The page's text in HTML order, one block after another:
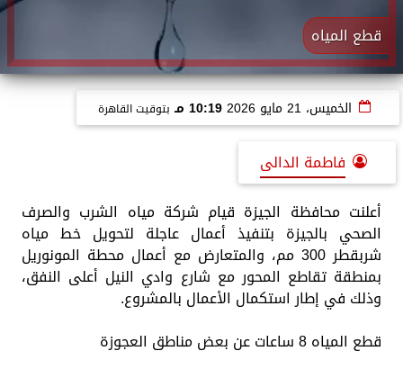
قطع المياه
الخميس، 21 مايو 2026 10:19 مـ بتوقيت القاهرة
فاطمة الدالى
أعلنت محافظة الجيزة قيام شركة مياه الشرب والصرف
الصحي بالجيزة بتنفيذ أعمال عاجلة لتحويل خط مياه
شربقطر 300 مم، والمتعارض مع أعمال محطة المونوريل
بمنطقة تقاطع المحور مع شارع وادي النيل أعلى النفق،
وذلك في إطار استكمال الأعمال بالمشروع.
قطع المياه 8 ساعات عن بعض مناطق العجوزة